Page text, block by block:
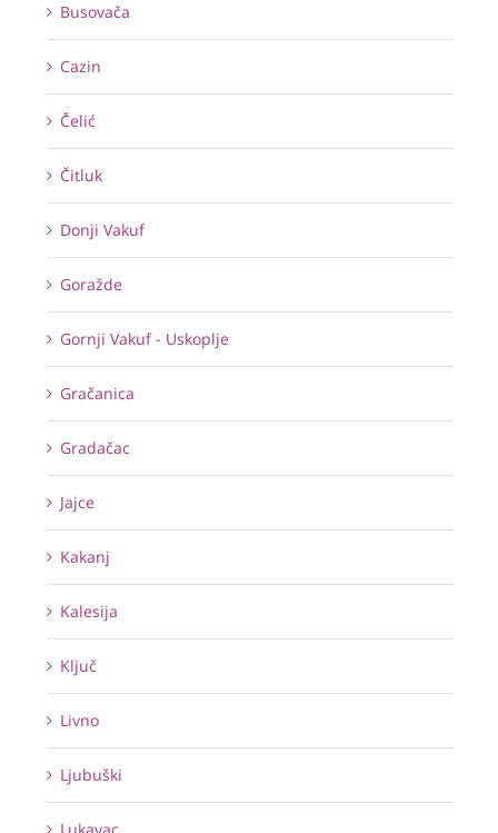
Busovača
Cazin
Čelić
Čitluk
Donji Vakuf
Goražde
Gornji Vakuf - Uskoplje
Gračanica
Gradačac
Jajce
Kakanj
Kalesija
Ključ
Livno
Ljubuški